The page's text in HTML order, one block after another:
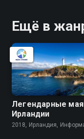
Ещё в
Легендарные
Ирландии
2018, Ирландия,